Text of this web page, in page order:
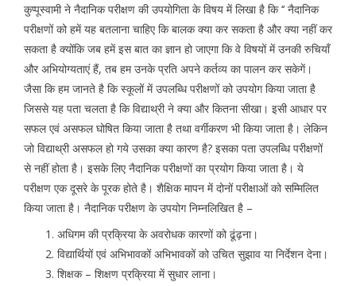
कुप्पूस्वामी ने नैदानिक परीक्षण की उपयोगिता के विषय में लिखा है कि ‘‘ नैदानिक
परीक्षणों को हमें यह बतलाना चाहिए कि बालक क्या कर सकता है और क्या नहीं कर
सकता है क्योंकि जब हमें इस बात का ज्ञान हो जाएगा कि वे विषयों में उनकी रुचियाँ
और अभियोग्यताएं हैं, तब हम उनके प्रति अपने कर्तव्य का पालन कर सकेगें।
जैसा कि हम जानते है कि स्कूलों में उपलब्धि परीक्षणों को उपयोग किया जाता है
जिससे यह पता चलता है कि विद्याथ्री ने क्या और कितना सीखा। इसी आधार पर
सफल एवं असफल घोषित किया जाता है तथा वर्गीकरण भी किया जाता है। लेकिन
जो विद्याथ्री असफल हो गये उसका क्या कारण है? इसका पता उपलब्धि परीक्षणों
से नहीं होता है। इसके लिए नैदानिक परीक्षणों का प्रयोग किया जाता है। ये
परीक्षण एक दूसरे के पूरक होते है। शैक्षिक मापन में दोनों परीक्षाओं को सम्मिलित
किया जाता है। नैदानिक परीक्षण के उपयोग निम्नलिखित है –
अधिगम की प्रक्रिया के अवरोधक कारणों को ढूंढ़ना।
विद्यार्थियों एवं अभिभावकों अभिभावकों को उचित सुझाव या निर्देशन देना।
शिक्षक – शिक्षण प्रक्रिया में सुधार लाना।